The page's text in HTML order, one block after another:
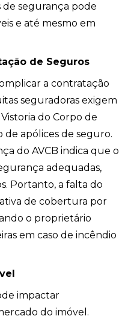
de segurança pode
e até mesmo em
de Seguros
a contratação
seguradoras exigem
do Corpo de
de apólices de seguro.
do AVCB indica que o
adequadas,
Portanto, a falta do
de cobertura por
o proprietário
em caso de incêndio
impactar
do imóvel.